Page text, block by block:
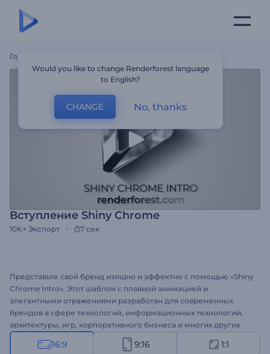
Главная
Вступление Shiny Chrome
10K+ Экспорт 7 сек
Представьте свой бренд изящно и эффектно с помощью «Shiny
Chrome Intro». Этот шаблон с плавной анимацией и
элегантными отражениями разработан для современных
брендов в сфере технологий, информационных технологий,
архитектуры, игр, корпоративного бизнеса и многих других
творческих индустрий. Легко настройте его, добавив свой
логотип и слоган, и выберите серебристые тона или яркие
16:9 9:16 1:1
Would you like to change Renderforest language
to English?
CHANGE No, thanks